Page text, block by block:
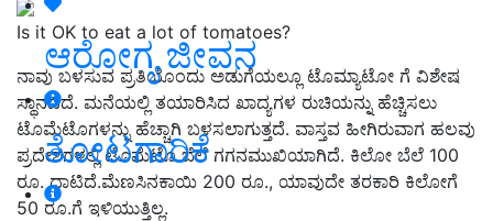
ಆರೋಗ್ಯ ಜೀವನ
ತೋಟಗಾರಿಕೆ
Is it OK to eat a lot of tomatoes?
ನಾವು ಬಳಸುವ ಪ್ರತಿಯೊಂದು ಅಡುಗೆಯಲ್ಲೂ ಟೊಮ್ಯಾಟೋ ಗೆ ವಿಶೇಷ
ಸ್ಥಾನವಿದೆ. ಮನೆಯಲ್ಲಿ ತಯಾರಿಸಿದ ಖಾದ್ಯಗಳ ರುಚಿಯನ್ನು ಹೆಚ್ಚಿಸಲು
ಟೊಮೆಟೊಗಳನ್ನು ಹೆಚ್ಚಾಗಿ ಬಳಸಲಾಗುತ್ತದೆ. ವಾಸ್ತವ ಹೀಗಿರುವಾಗ ಹಲವು
ಪ್ರದೇಶಗಳಲ್ಲಿ ಟೊಮೆಟೊ ಬೆಲೆ ಗಗನಮುಖಿಯಾಗಿದೆ. ಕಿಲೋ ಬೆಲೆ 100
ರೂ. ದಾಟಿದೆ.ಮೆಣಸಿನಕಾಯಿ 200 ರೂ., ಯಾವುದೇ ತರಕಾರಿ ಕಿಲೋಗೆ
50 ರೂ.ಗೆ ಇಳಿಯುತ್ತಿಲ್ಲ.